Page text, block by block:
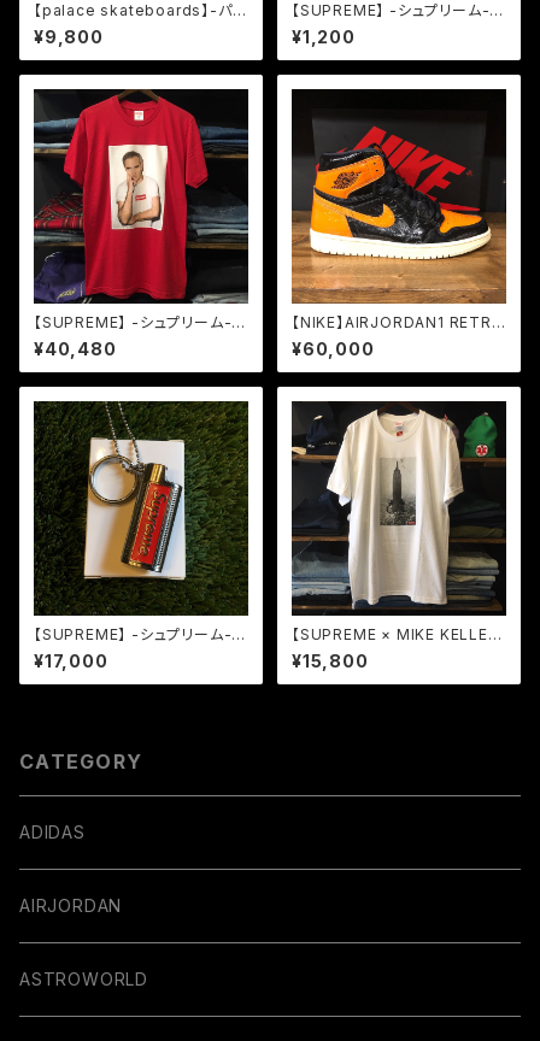
【palace skateboards】-パレ
ススケートボード-NEIN CUFF
BEANIE UK NAVY
¥9,800
【SUPREME】 -シュプリーム-S
S19 BAND AID バラ売り
¥1,200
【SUPREME】 -シュプリーム-S
S16 MORRISSEY TEE RED
¥40,480
【NIKE】AIRJORDAN1 RETRO
HIGH OG SHATTERED BAC
KBOARD 3.0 BLACK/PALE V
ANILLA/STARFISH (555088
¥60,000
【SUPREME】 -シュプリーム-S
S19 METAL LIGHTER HOLS
TER SILVER
¥17,000
【SUPREME × MIKE KELLE
Y】 -シュプリーム-FW18 THE
EMPIRE STATE BUILDING T
EE WHITE
¥15,800
CATEGORY
ADIDAS
AIRJORDAN
ASTROWORLD